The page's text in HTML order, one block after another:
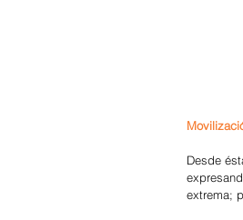
Desde
extrema;